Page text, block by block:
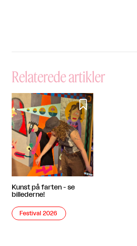
Relaterede artikler

Kunst på farten - se
billederne!
Festival 2026